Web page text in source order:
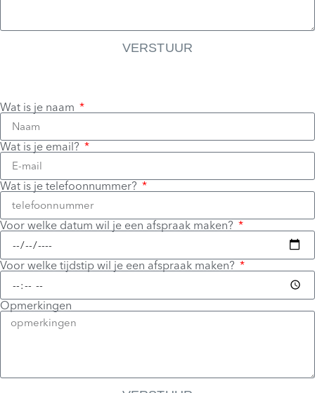
VERSTUUR
Wat is je naam
Wat is je email?
Wat is je telefoonnummer?
Voor welke datum wil je een afspraak maken?
Voor welke tijdstip wil je een afspraak maken?
Opmerkingen